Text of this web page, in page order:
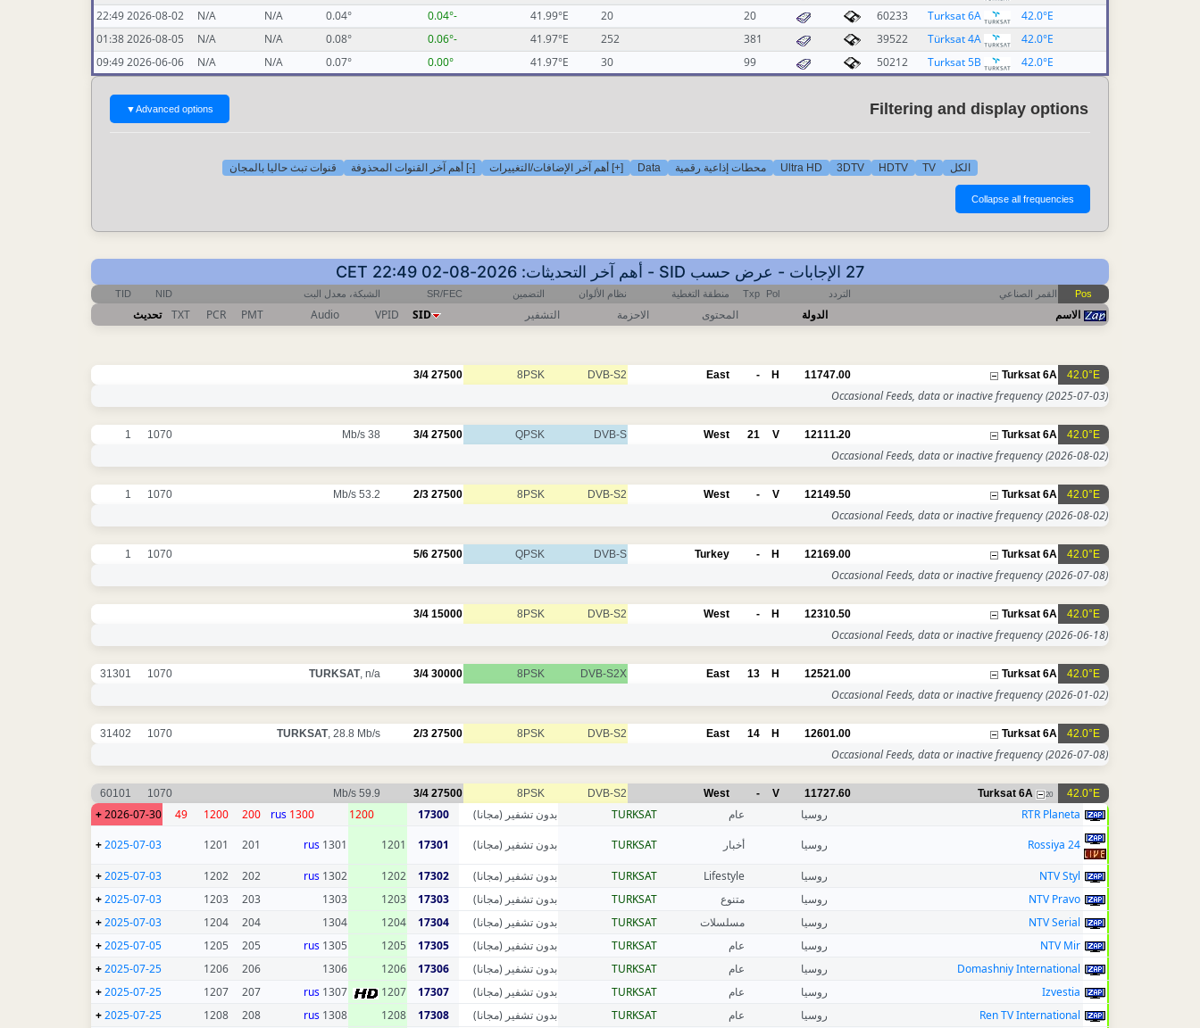
42.0°E
Turksat 6A
60233
20
20
41.99°E
-0.04°
0.04°
N/A
N/A
2026-08-02 22:49
42.0°E
Türksat 4A
39522
381
252
41.97°E
-0.06°
0.08°
N/A
N/A
2026-08-05 01:38
42.0°E
Turksat 5B
50212
99
30
41.97°E
0.00°
0.07°
N/A
N/A
2026-06-06 09:49
Filtering and display options
Advanced options
▼
الكل TV
HDTV
3DTV
Ultra HD محطات إذاعية رقمية Data [+] أهم آخر الإضافات/التغييرات [-] أهم آخر القنوات المحذوفة قنوات تبث حاليا بالمجان
27 الإجابات - عرض حسب SID - أهم آخر التحديثات: 2026-08-02 22:49 CET
Pos القمر الصناعي التردد Pol
Txp منطقة التغطية نظام الألوان التضمين SR/FEC الشبكة، معدل البت NID
TID
الاسم الدولة المحتوى الاحزمة التشفير SID
VPID
Audio
PMT
PCR
TXT تحديث
42.0°E
Turksat 6A
11747.00
H
-
East
DVB-S2
8PSK
27500
3/4
Occasional Feeds, data or inactive frequency(2025-07-03)
42.0°E
Turksat 6A
12111.20
V
21
West
DVB-S
QPSK
27500
3/4
38 Mb/s
1070
1
Occasional Feeds, data or inactive frequency(2026-08-02)
42.0°E
Turksat 6A
12149.50
V
-
West
DVB-S2
8PSK
27500
2/3
53.2 Mb/s
1070
1
Occasional Feeds, data or inactive frequency(2026-08-02)
42.0°E
Turksat 6A
12169.00
H
-
Turkey
DVB-S
QPSK
27500
5/6
1070
1
Occasional Feeds, data or inactive frequency(2026-07-08)
42.0°E
Turksat 6A
12310.50
H
-
West
DVB-S2
8PSK
15000
3/4
Occasional Feeds, data or inactive frequency(2026-06-18)
42.0°E
Turksat 6A
12521.00
H
13
East
DVB-S2X
8PSK
30000
3/4
TURKSAT, n/a
1070
31301
Occasional Feeds, data or inactive frequency(2026-01-02)
42.0°E
Turksat 6A
12601.00
H
14
East
DVB-S2
8PSK
27500
2/3
TURKSAT, 28.8 Mb/s
1070
31402
Occasional Feeds, data or inactive frequency(2026-07-08)
42.0°E
Turksat 6A 20
11727.60
V
-
West
DVB-S2
8PSK
27500
3/4
59.9 Mb/s
1070
60101
RTR Planeta روسيا عام TURKSAT بدون تشفير (مجانا) 17300
1200
1300
rus
200
1200
49
2026-07-30
+
Rossiya 24
روسيا أخبار TURKSAT بدون تشفير (مجانا) 17301
1201
1301
rus
201
1201
2025-07-03
+
NTV Styl روسيا Lifestyle
TURKSAT بدون تشفير (مجانا) 17302
1202
1302
rus
202
1202
2025-07-03
+
NTV Pravo
روسيا متنوع TURKSAT بدون تشفير (مجانا) 17303
1203
1303
203
1203
2025-07-03
+
NTV Serial
روسيا مسلسلات TURKSAT بدون تشفير (مجانا) 17304
1204
1304
204
1204
2025-07-03
+
NTV Mir
روسيا عام TURKSAT بدون تشفير (مجانا) 17305
1205
1305
rus
205
1205
2025-07-05
+
Domashniy International
روسيا عام TURKSAT بدون تشفير (مجانا) 17306
1206
1306
206
1206
2025-07-25
+
Izvestia
روسيا عام TURKSAT بدون تشفير (مجانا) 17307
1207
1307
rus
207
1207
2025-07-25
+
Ren TV International
روسيا عام TURKSAT بدون تشفير (مجانا) 17308
1208
1308
rus
208
1208
2025-07-25
+